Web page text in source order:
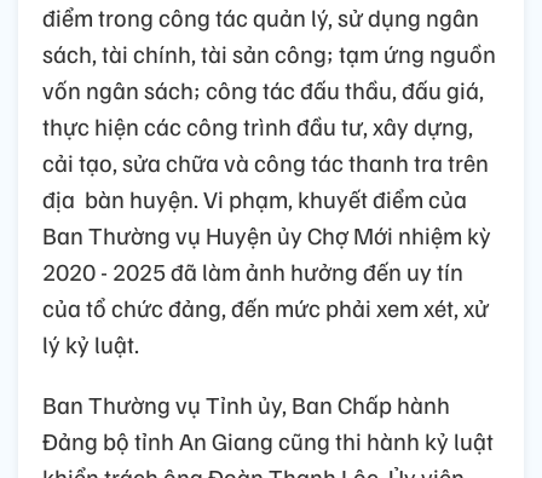
điểm trong công tác quản lý, sử dụng ngân
sách, tài chính, tài sản công; tạm ứng nguồn
vốn ngân sách; công tác đấu thầu, đấu giá,
thực hiện các công trình đầu tư, xây dựng,
cải tạo, sửa chữa và công tác thanh tra trên
địa bàn huyện.Vi phạm, khuyết điểm của
Ban Thường vụ Huyện ủy Chợ Mới nhiệm kỳ
2020 - 2025 đã làm ảnh hưởng đến uy tín
của tổ chức đảng, đến mức phải xem xét, xử
lý kỷ luật.
Ban Thường vụ Tỉnh ủy, Ban Chấp hành
Đảng bộ tỉnh An Giang cũng thi hành kỷ luật